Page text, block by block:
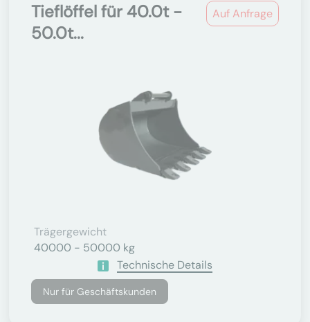
Auf Anfrage
Tieflöffel für 40.0t -
50.0t...
Trägergewicht
40000 - 50000 kg
Technische Details
Nur für Geschäftskunden